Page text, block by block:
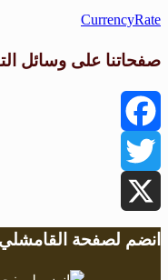
CurrencyRate
صفحاتنا على وسائل
Facebook
Twitter
X
انضم لصفحة